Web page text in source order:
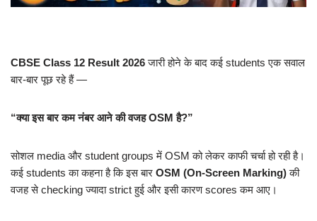
CBSE Class 12 Result 2026जारी होने के बाद कई students एक सवाल
बार-बार पूछ रहे हैं —
“क्या इस बार कम नंबर आने की वजह OSM है?”
सोशल media और student groups में OSM को लेकर काफी चर्चा हो रही है।
कई students का कहना है कि इस बार OSM (On-Screen Marking)की
वजह से checking ज्यादा strict हुई और इसी कारण scores कम आए।